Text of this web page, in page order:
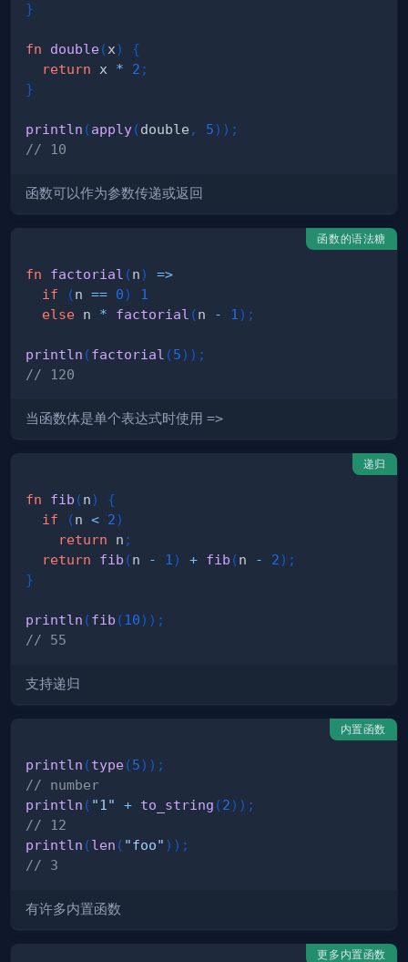
}
fn double(x)
{
return x * 2 ;
}
println (apply(double , 5) ) ;
// 10
函数可以作为参数传递或返回
函数的语法糖
fn factorial (n)
=>
if
(n == 0)
1
else n * factorial (n - 1 ) ;
println (factorial (5) ) ;
// 120
当函数体是单个表达式时使用 =>
递归
fn fib (n)
{
if
(n < 2)
return n ;
return
fib (n - 1 ) + fib (n - 2) ;
}
println (fib (10) ) ;
// 55
支持递归
内置函数
println (type(5) ) ;
// number
println ( "1" + to_string (2) ) ;
// 12
println (len ( "foo" ) ) ;
// 3
有许多内置函数
更多内置函数